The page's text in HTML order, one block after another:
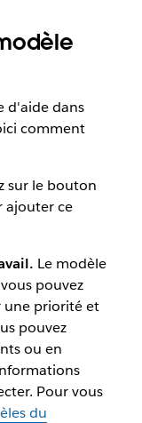
d'aide dans
comment
sur le bouton
ajouter ce
Le modèle
pouvez
une priorité et
pouvez
ou en
Pour vous
du